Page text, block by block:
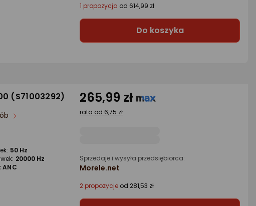
1 propozycja od 614,99 zł
Do koszyka
(S71003292)
50 Hz
20000 Hz
ANC
265,99 zł
rata od 6,75 zł
Sprzedaje i wysyła przedsiębiorca:
Morele.net
2 propozycje od 281,53 zł